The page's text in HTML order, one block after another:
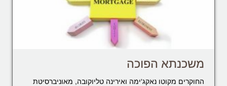
משכנתא הפוכה
החוקרים מקוטו נאקג'ימה ואירינה טליוקובה, מאוניברסיטת